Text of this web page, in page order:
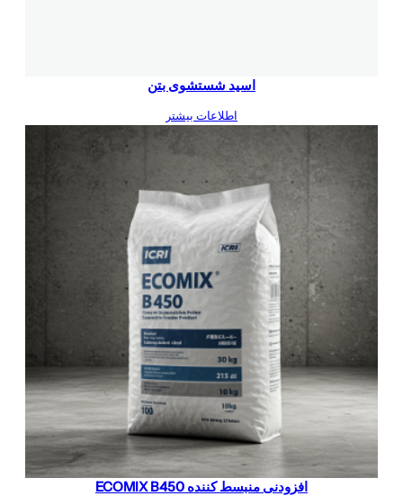
اسید شستشوی بتن
اطلاعات بیشتر
افزودنی منبسط کننده ECOMIX B450